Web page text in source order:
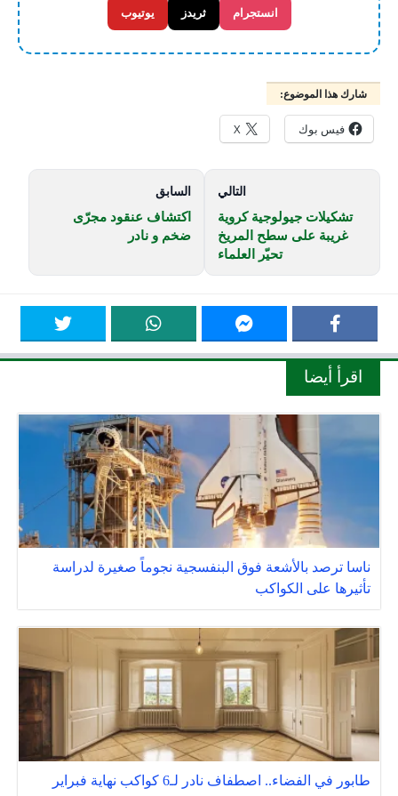
انستجرام ثريدز يوتيوب
شارك هذا الموضوع:
فيس بوك X
التالي
تشكيلات جيولوجية كروية
غريبة على سطح المريخ
تحيّر العلماء
السابق
اكتشاف عنقود مجرّى
ضخم و نادر
اقرأ أيضا
ناسا ترصد بالأشعة فوق البنفسجية نجوماً صغيرة لدراسة
تأثيرها على الكواكب
طابور في الفضاء.. اصطفاف نادر لـ6 كواكب نهاية فبراير